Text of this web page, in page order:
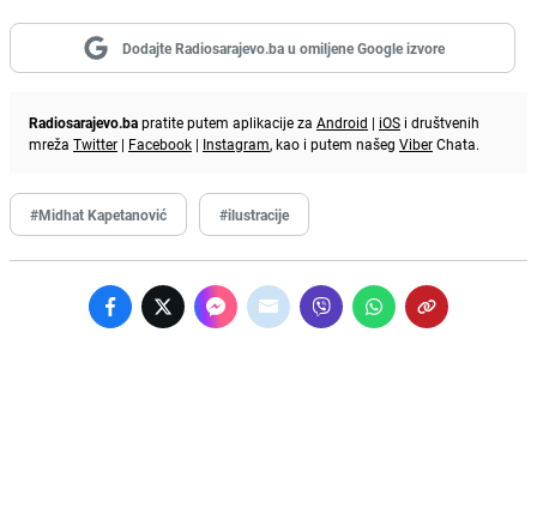
Dodajte Radiosarajevo.ba u omiljene Google izvore
Radiosarajevo.bapratite putem aplikacije za Android | iOS i društvenih
mreža Twitter | Facebook | Instagram, kao i putem našeg ViberChata.
#Midhat Kapetanović #ilustracije